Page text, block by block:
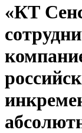
«КТ